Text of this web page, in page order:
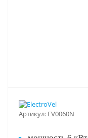
Артикул: EV0060N